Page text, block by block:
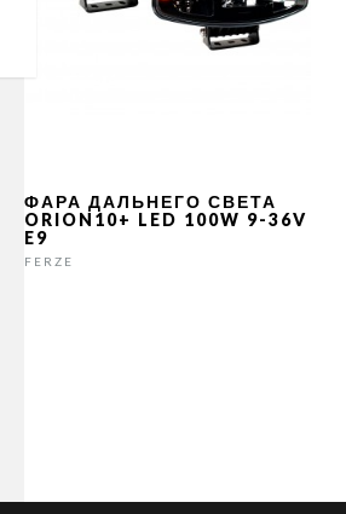
ФАРА ДАЛЬНЕГО СВЕТА
ORION10+ LED 100W 9-36V
E9
FERZE